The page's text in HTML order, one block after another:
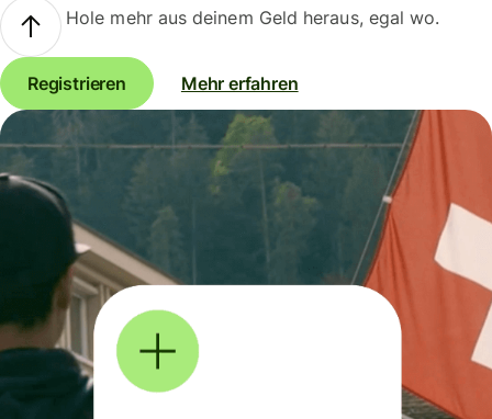
Hole mehr aus deinem Geld heraus, egal wo.
Registrieren Mehr erfahren